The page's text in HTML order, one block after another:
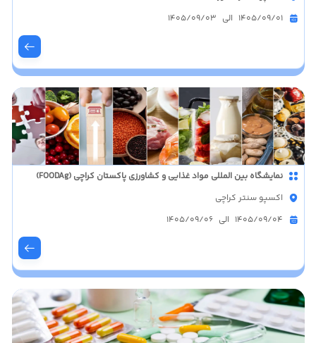
1405/09/01 الی 1405/09/03
نمایشگاه بین المللی مواد غذایی و کشاورزی پاکستان کراچی (FOODAg)
اکسپو سنتر کراچی
1405/09/04 الی 1405/09/06